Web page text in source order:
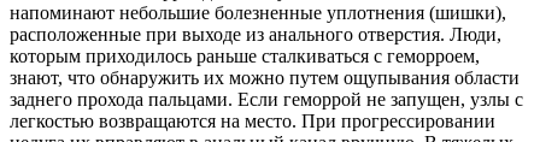
напоминают небольшие болезненные уплотнения (шишки),
расположенные при выходе из анального отверстия. Люди,
которым приходилось раньше сталкиваться с геморроем,
знают, что обнаружить их можно путем ощупывания области
заднего прохода пальцами. Если геморрой не запущен, узлы с
легкостью возвращаются на место. При прогрессировании